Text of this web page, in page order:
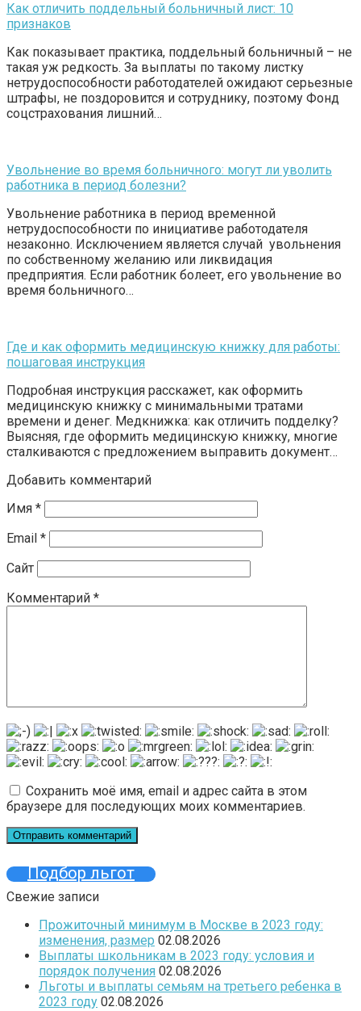
Как отличить поддельный больничный лист: 10
признаков
Как показывает практика, поддельный больничный – не
такая уж редкость. За выплаты по такому листку
нетрудоспособности работодателей ожидают серьезные
штрафы, не поздоровится и сотруднику, поэтому Фонд
соцстрахования лишний…
Увольнение во время больничного: могут ли уволить
работника в период болезни?
Увольнение работника в период временной
нетрудоспособности по инициативе работодателя
незаконно. Исключением является случай увольнения
по собственному желанию или ликвидация
предприятия. Если работник болеет, его увольнение во
время больничного…
Где и как оформить медицинскую книжку для работы:
пошаговая инструкция
Подробная инструкция расскажет, как оформить
медицинскую книжку с минимальными тратами
времени и денег. Медкнижка: как отличить подделку?
Выясняя, где оформить медицинскую книжку, многие
сталкиваются с предложением выправить документ…
Добавить комментарий
Имя *
Email *
Сайт
Комментарий *
Сохранить моё имя, email и адрес сайта в этом
браузере для последующих моих комментариев.
Подбор льгот
Свежие записи
Прожиточный минимум в Москве в 2023 году:
изменения, размер 02.08.2026
Выплаты школьникам в 2023 году: условия и
порядок получения 02.08.2026
Льготы и выплаты семьям на третьего ребенка в
2023 году 02.08.2026